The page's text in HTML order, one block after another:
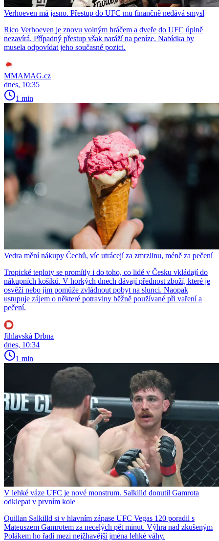
Verhoeven má jasno. Přestup do UFC mu finančně nedává smysl
Rico Verhoeven je znovu volným hráčem a dveře do UFC úplně
nezavírá. Případný přestup však naráží na peníze. Nabídka by
musela odpovídat jeho současné pozici.
MMAMAG.cz
dnes, 10:35
1 min
Vedra mění nákupy Čechů, víc utrácejí za zmrzlinu, méně za pečení
Tropické teploty se promítly i do toho, co lidé v Česku vkládají do
nákupních košíků. V horkých dnech dávají přednost zboží, které je
osvěží nebo jim pomůže zvládnout pobyt na slunci. Naopak
ustupuje zájem o některé potraviny běžně používané při vaření a
pečení.
Jihlavská Drbna
dnes, 10:34
1 min
V lehké váze UFC je nové monstrum. Salkilld donutil Gamrota
odklepat v prvním kole
Quillan Salkilld si v hlavním zápase UFC Vegas 120 poradil s
Mateuszem Gamrotem za necelých pět minut. Výhra nad zkušeným
Polákem ho řadí mezi nejžhavější jména lehké váhy.